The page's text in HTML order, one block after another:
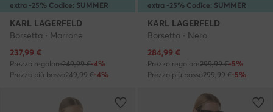
extra -25% Codice: SUMMER
KARL LAGERFELD
Borsetta · Marrone
Prezzo attuale
237,99 €
Prezzo regolare249,99 €-4%
Prezzo più basso249,99 €-4%
extra -25% Codice: SUMMER
KARL LAGERFELD
Borsetta · Nero
Prezzo attuale
284,99 €
Prezzo regolare299,99 €-5%
Prezzo più basso299,99 €-5%